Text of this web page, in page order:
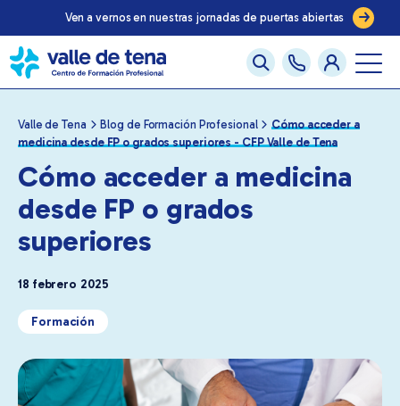
Ven a vernos en nuestras jornadas de puertas abiertas
Valle de Tena Blog de Formación Profesional
Cómo acceder a
medicina desde FP o grados superiores - CFP Valle de Tena
Cómo acceder a medicina
desde FP o grados
superiores
18 febrero 2025
Formación